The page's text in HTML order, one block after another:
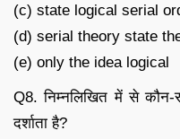
(c) state logical serial
(d) serial theory state
(e) only the idea logical
Q8. निम्नलिखित में से
दर्शाता है?